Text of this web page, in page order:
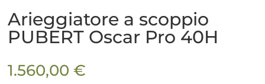
Arieggiatore a scoppio
PUBERT Oscar Pro 40H
1.560,00€